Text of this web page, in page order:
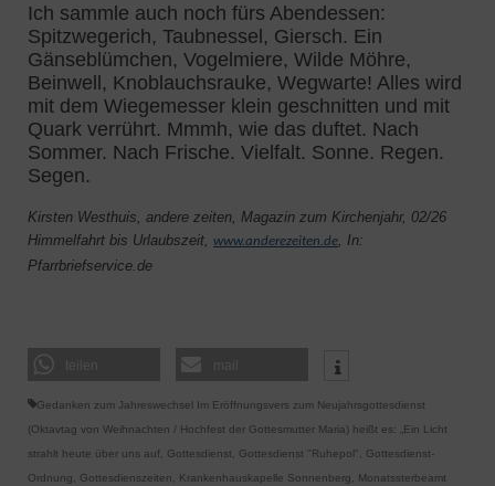
Ich sammle auch noch fürs Abendessen:
Spitzwegerich, Taubnessel, Giersch. Ein
Gänseblümchen, Vogelmiere, Wilde Möhre,
Beinwell, Knoblauchsrauke, Wegwarte! Alles wird
mit dem Wiegemesser klein geschnitten und mit
Quark verrührt. Mmmh, wie das duftet. Nach
Sommer. Nach Frische. Vielfalt. Sonne. Regen.
Segen.
Kirsten Westhuis, andere zeiten, Magazin zum Kirchenjahr, 02/26
Himmelfahrt bis Urlaubszeit, www.anderezeiten.de , In:
Pfarrbriefservice.de
Gedanken zum Jahreswechsel Im Eröffnungsvers zum Neujahrsgottesdienst
(Oktavtag von Weihnachten / Hochfest der Gottesmutter Maria) heißt es: „Ein Licht
strahlt heute über uns auf
Gottesdienst Gottesdienst "Ruhepol"
Gottesdienst-
Ordnung
Gottesdienszeiten Krankenhauskapelle Sonnenberg Monatssterbeamt